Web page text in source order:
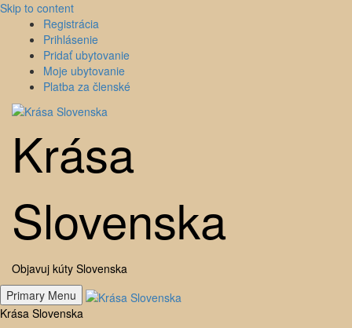
Skip to content
Registrácia
Prihlásenie
Pridať ubytovanie
Moje ubytovanie
Platba za členské
Krása
Slovenska
Objavuj kúty Slovenska
Primary Menu
Krása Slovenska